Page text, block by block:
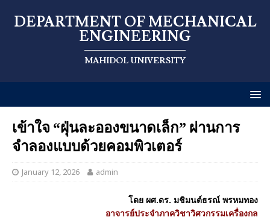
DEPARTMENT OF MECHANICAL
ENGINEERING
MAHIDOL UNIVERSITY
เข้าใจ “ฝุ่นละอองขนาดเล็ก” ผ่านการ
จำลองแบบด้วยคอมพิวเตอร์
January 12, 2026 admin
โดย ผศ.ดร. มชิมนต์ธรณ์ พรหมทอง
อาจารย์ประจำภาควิชาวิศวกรรมเครื่องกล